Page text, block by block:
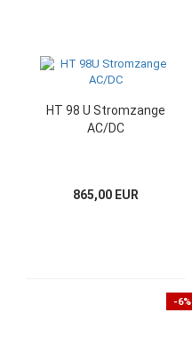
HT 98 U Stromzange
AC/DC
865,00 EUR
-6%